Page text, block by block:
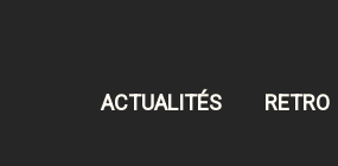
ACTUALITÉS RETRO